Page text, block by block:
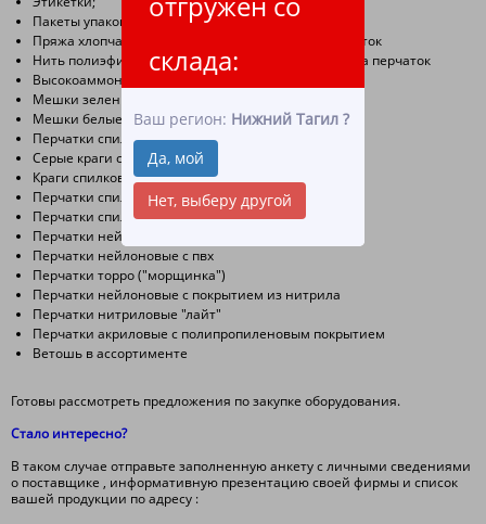
склада:
Ваш регион: Нижний Тагил ?
Да, мой
Нет, выберу другой
Пакеты упаковочные
Пряжа хлопчатобумажная для производства перчаток
Нить полиэфирная и нейлоновая для производства перчаток
Высокоаммонийный латекс (уже есть на сайте)
Мешки зеленые полипропиленовые
Мешки белые полипропиленовые
Перчатки спилковые
Cерые краги спилковые
Краги спилковые тип трек
Перчатки спилковые комбинированные
Перчатки спилковые утепленные в ассортименте
Перчатки нейлоновые белые
Перчатки нейлоновые с пвх
Перчатки торро ("морщинка")
Перчатки нейлоновые с покрытием из нитрила
Перчатки нитриловые "лайт"
Перчатки акриловые с полипропиленовым покрытием
Ветошь в ассортименте
Готовы рассмотреть предложения по закупке оборудования.
Стало интересно?
В таком случае отправьте заполненную анкету с личными сведениями
о поставщике , информативную презентацию своей фирмы и список
вашей продукции по адресу :